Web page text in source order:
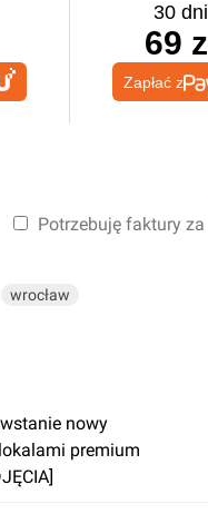
30 dni
69
Zapłać z
Potrzebuję faktury
wrocław
nowy
premium